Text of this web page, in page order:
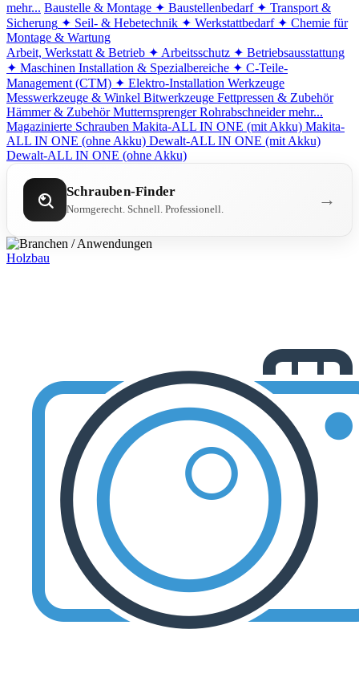
mehr... Baustelle & Montage ✦ Baustellenbedarf ✦ Transport &
Sicherung ✦ Seil- & Hebetechnik ✦ Werkstattbedarf ✦ Chemie für
Montage & Wartung
Arbeit, Werkstatt & Betrieb ✦ Arbeitsschutz ✦ Betriebsausstattung
✦ Maschinen Installation & Spezialbereiche ✦ C-Teile-
Management (CTM) ✦ Elektro-Installation Werkzeuge
Messwerkzeuge & Winkel Bitwerkzeuge Fettpressen & Zubehör
Hämmer & Zubehör Mutternsprenger Rohrabschneider mehr...
Magazinierte Schrauben Makita-ALL IN ONE (mit Akku) Makita-
ALL IN ONE (ohne Akku) Dewalt-ALL IN ONE (mit Akku)
Dewalt-ALL IN ONE (ohne Akku)
Schrauben-Finder
Normgerecht. Schnell. Professionell. →
Holzbau